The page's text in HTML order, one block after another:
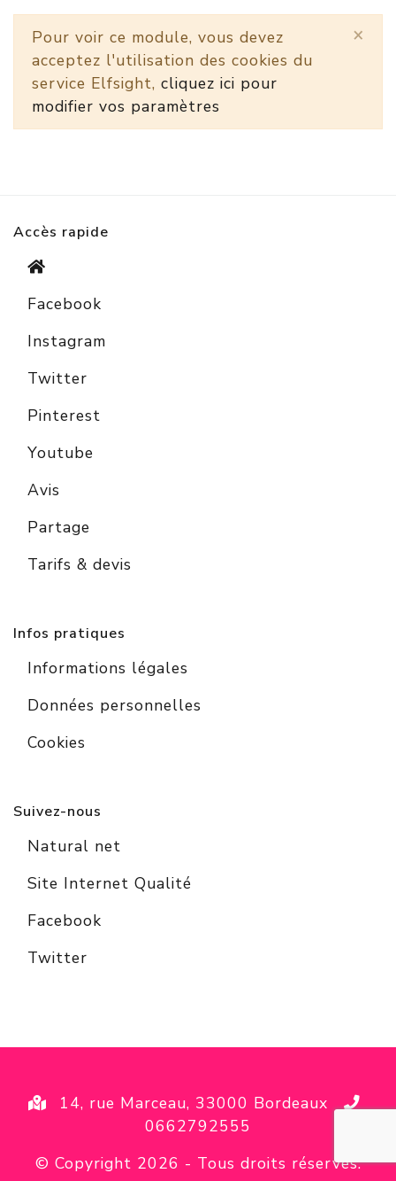
Pour voir ce module, vous devez
acceptez l'utilisation des cookies du
service Elfsight, cliquez ici pour
modifier vos paramètres
×
Accès rapide
Facebook
Instagram
Twitter
Pinterest
Youtube
Avis
Partage
Tarifs & devis
Infos pratiques
Informations légales
Données personnelles
Cookies
Suivez-nous
Natural net
Site Internet Qualité
Facebook
Twitter
14, rue Marceau, 33000 Bordeaux
0662792555
© Copyright 2026 - Tous droits réservés.